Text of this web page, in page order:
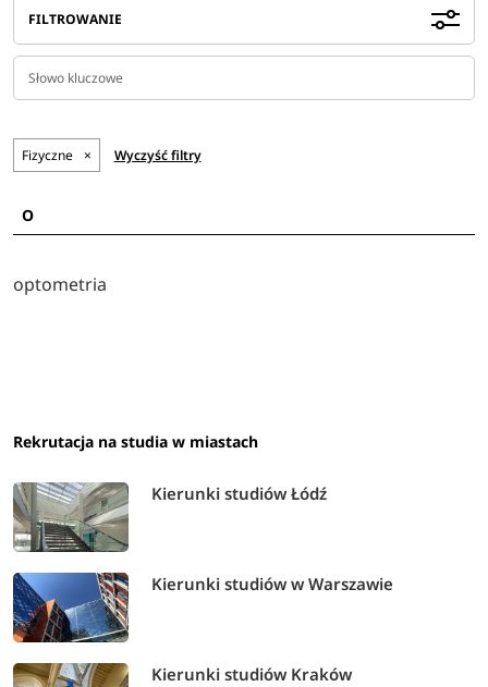
FILTROWANIE
Fizyczne × Wyczyść filtry
O
optometria
Rekrutacja na studia w miastach
Kierunki studiów Łódź
Kierunki studiów w Warszawie
Kierunki studiów Kraków